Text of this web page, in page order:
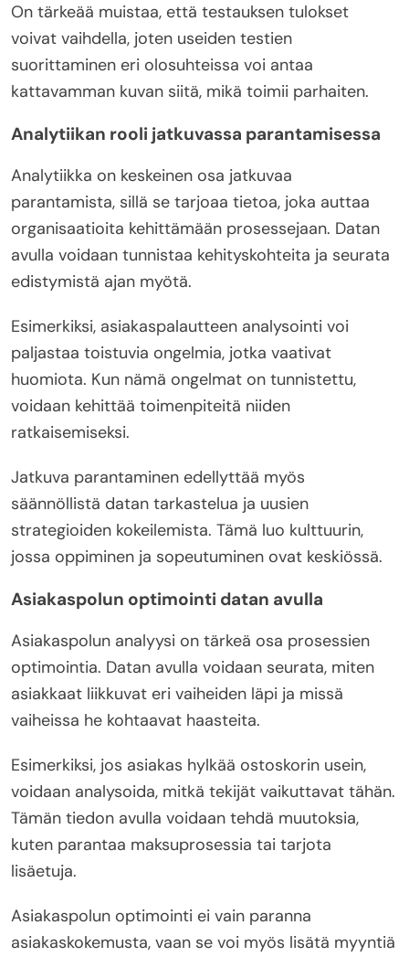
On tärkeää muistaa, että testauksen tulokset
voivat vaihdella, joten useiden testien
suorittaminen eri olosuhteissa voi antaa
kattavamman kuvan siitä, mikä toimii parhaiten.
Analytiikan rooli jatkuvassa parantamisessa
Analytiikka on keskeinen osa jatkuvaa
parantamista, sillä se tarjoaa tietoa, joka auttaa
organisaatioita kehittämään prosessejaan. Datan
avulla voidaan tunnistaa kehityskohteita ja seurata
edistymistä ajan myötä.
Esimerkiksi, asiakaspalautteen analysointi voi
paljastaa toistuvia ongelmia, jotka vaativat
huomiota. Kun nämä ongelmat on tunnistettu,
voidaan kehittää toimenpiteitä niiden
ratkaisemiseksi.
Jatkuva parantaminen edellyttää myös
säännöllistä datan tarkastelua ja uusien
strategioiden kokeilemista. Tämä luo kulttuurin,
jossa oppiminen ja sopeutuminen ovat keskiössä.
Asiakaspolun optimointi datan avulla
Asiakaspolun analyysi on tärkeä osa prosessien
optimointia. Datan avulla voidaan seurata, miten
asiakkaat liikkuvat eri vaiheiden läpi ja missä
vaiheissa he kohtaavat haasteita.
Esimerkiksi, jos asiakas hylkää ostoskorin usein,
voidaan analysoida, mitkä tekijät vaikuttavat tähän.
Tämän tiedon avulla voidaan tehdä muutoksia,
kuten parantaa maksuprosessia tai tarjota
lisäetuja.
Asiakaspolun optimointi ei vain paranna
asiakaskokemusta, vaan se voi myös lisätä myyntiä